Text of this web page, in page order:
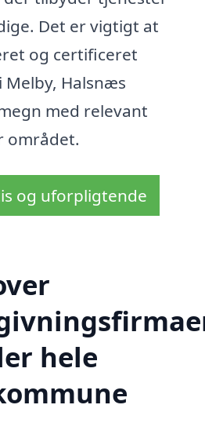
Det er vigtigt at
og certificeret
Melby, Halsnæs
med relevant
området.
og uforpligtende
hele